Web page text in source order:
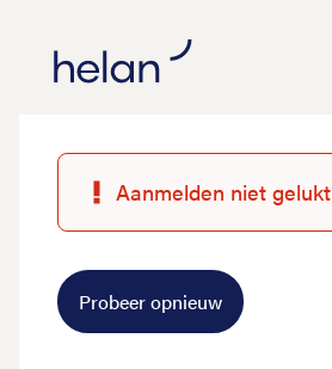
Aanmelden niet gelukt
Probeer opnieuw